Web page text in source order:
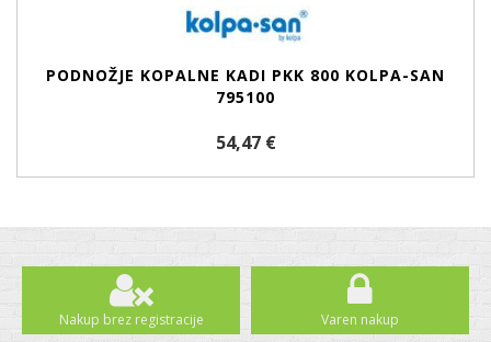
PODNOŽJE KOPALNE KADI PKK 800 KOLPA-SAN
795100
54,47 €
Nakup brez registracije Varen nakup